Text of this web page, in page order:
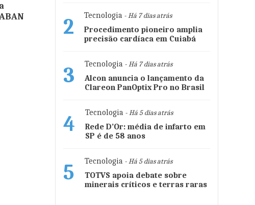
2 Tecnologia - Há 7 dias atrás
Procedimento pioneiro amplia
precisão cardíaca em Cuiabá
3 Tecnologia - Há 7 dias atrás
Alcon anuncia o lançamento da
Clareon PanOptix Pro no Brasil
4 Tecnologia - Há 5 dias atrás
Rede D’Or: média de infarto em
SP é de 58 anos
5 Tecnologia - Há 5 dias atrás
TOTVS apoia debate sobre
minerais críticos e terras raras